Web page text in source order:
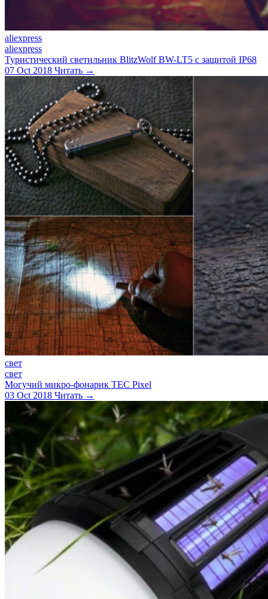
aliexpress
aliexpress
Туристический светильник BlitzWolf BW-LT5 с защитой IP68
07 Oct 2018 Читать →
свет
свет
Могучий микро-фонарик TEC Pixel
03 Oct 2018 Читать →